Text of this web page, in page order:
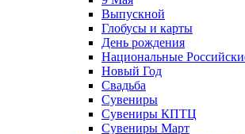
Выпускной
Глобусы и карты
День рождения
Национальные
Новый Год
Свадьба
Сувениры
Сувениры КПТЦ
Сувениры Март